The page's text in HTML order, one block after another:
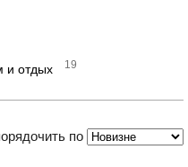
и отдых 19
по